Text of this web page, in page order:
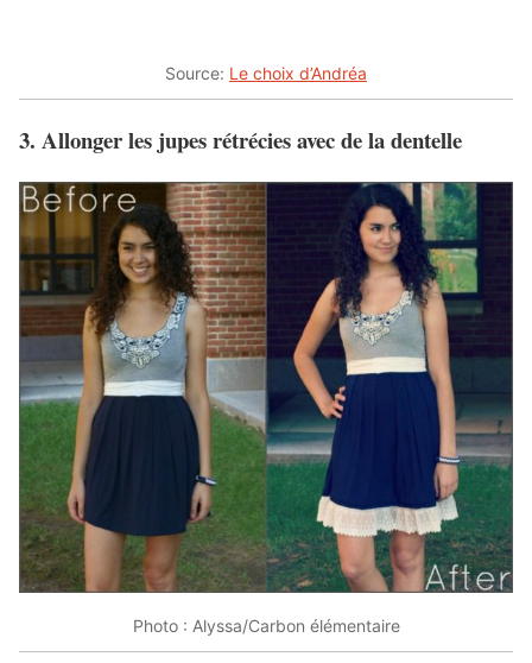
Source: Le choix d’Andréa
3. Allonger les jupes rétrécies avec de la dentelle
Photo : Alyssa/Carbon élémentaire